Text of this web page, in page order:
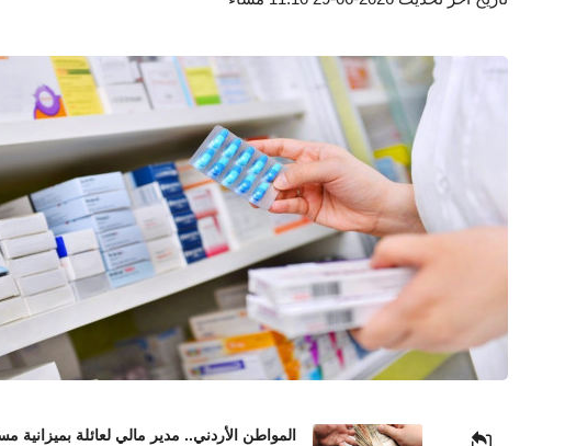
المواطن الأردني.. مدير مالي لعائلة بميزانية